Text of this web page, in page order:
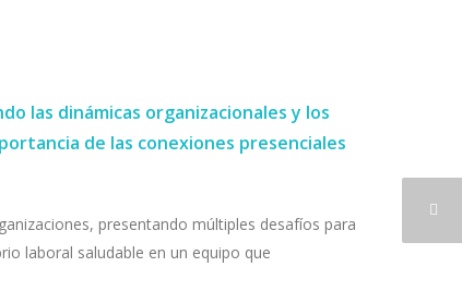
las dinámicas organizacionales y los
de las conexiones presenciales
presentando múltiples desafíos para
laboral saludable en un equipo que